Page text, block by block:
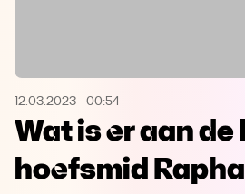
Microsoft Edge
Opera
12.03.2023 - 00:54
Wat is er aan de
hoefsmid